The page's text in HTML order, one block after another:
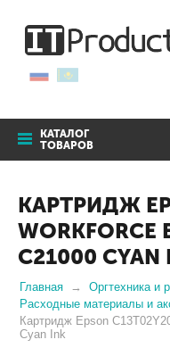
КАТАЛОГ
ТОВАРОВ
КАРТРИДЖ
WORKFORCE
C21000 CYAN
Главная
Оргтехника и
Расходные материалы и
Картридж Epson
Cyan Ink